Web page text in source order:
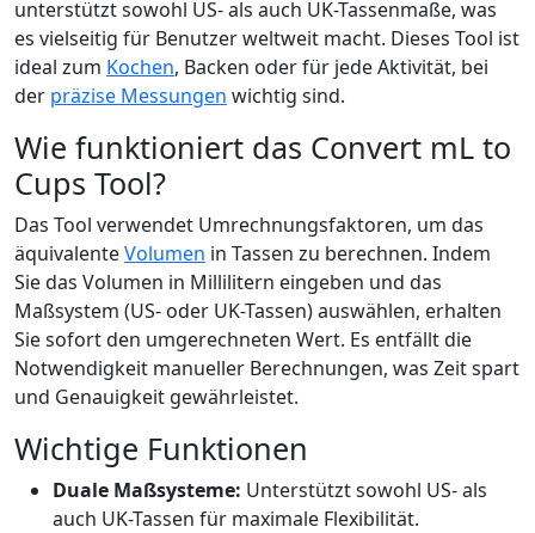
unterstützt sowohl US- als auch UK-Tassenmaße, was
es vielseitig für Benutzer weltweit macht. Dieses Tool ist
ideal zum Kochen, Backen oder für jede Aktivität, bei
der präzise Messungen wichtig sind.
Wie funktioniert das Convert mL to
Cups Tool?
Das Tool verwendet Umrechnungsfaktoren, um das
äquivalenteVolumen in Tassen zu berechnen. Indem
Sie das Volumen in Millilitern eingeben und das
Maßsystem (US- oder UK-Tassen) auswählen, erhalten
Sie sofort den umgerechneten Wert. Es entfällt die
Notwendigkeit manueller Berechnungen, was Zeit spart
und Genauigkeit gewährleistet.
Wichtige Funktionen
Duale Maßsysteme: Unterstützt sowohl US- als
auch UK-Tassen für maximale Flexibilität.